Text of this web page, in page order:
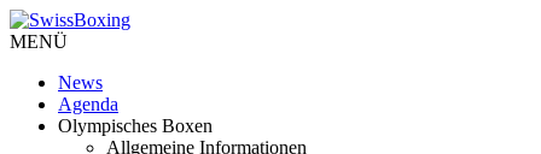
MENÜ
News
Agenda
Olympisches Boxen
Allgemeine Informationen